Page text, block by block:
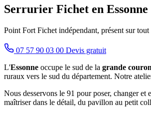
Serrurier Fichet en Essonne
Point Fort Fichet indépendant, présent sur
07 57 90 03 00 Devis gratuit
L'Essonne occupe le sud de la grande
ruraux vers le sud du département. Notre
Nous desservons le 91 pour poser, changer
maîtriser dans le détail, du pavillon au petit